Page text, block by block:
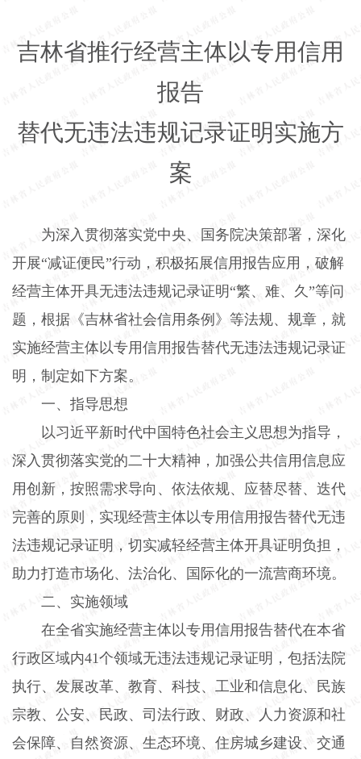
吉林省推行经营主体以专用信用
报告
替代无违法违规记录证明实施方
案
为深入贯彻落实党中央、国务院决策部署，深化
开展“减证便民”行动，积极拓展信用报告应用，破解
经营主体开具无违法违规记录证明“繁、难、久”等问
题，根据《吉林省社会信用条例》等法规、规章，就
实施经营主体以专用信用报告替代无违法违规记录证
明，制定如下方案。
一、指导思想
以习近平新时代中国特色社会主义思想为指导，
深入贯彻落实党的二十大精神，加强公共信用信息应
用创新，按照需求导向、依法依规、应替尽替、迭代
完善的原则，实现经营主体以专用信用报告替代无违
法违规记录证明，切实减轻经营主体开具证明负担，
助力打造市场化、法治化、国际化的一流营商环境。
二、实施领域
在全省实施经营主体以专用信用报告替代在本省
行政区域内41个领域无违法违规记录证明，包括法院
执行、发展改革、教育、科技、工业和信息化、民族
宗教、公安、民政、司法行政、财政、人力资源和社
会保障、自然资源、生态环境、住房城乡建设、交通